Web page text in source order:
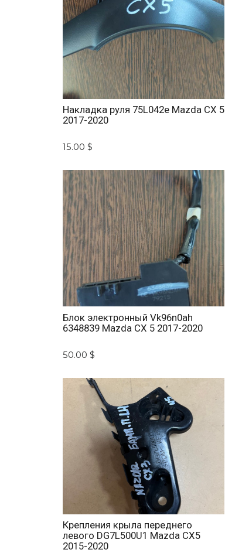
Накладка руля 75L042e Mazda CX 5
2017-2020
15.00 $
Блок электронный Vk96n0ah
6348839 Mazda CX 5 2017-2020
50.00 $
Крепления крыла переднего
левого DG7L500U1 Mazda CX5
2015-2020